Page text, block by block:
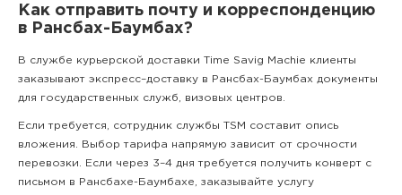
Как отправить почту и корреспонденцию
в Рансбах-Баумбах?
В службе курьерской доставки Time Savig Machie клиенты
заказывают экспресс–доставку в Рансбах-Баумбах документы
для государственных служб, визовых центров.
Если требуется, сотрудник службы TSM составит опись
вложения. Выбор тарифа напрямую зависит от срочности
перевозки. Если через 3–4 дня требуется получить конверт с
письмом в Рансбахе-Баумбахе, заказывайте услугу